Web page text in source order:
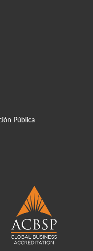
Pública